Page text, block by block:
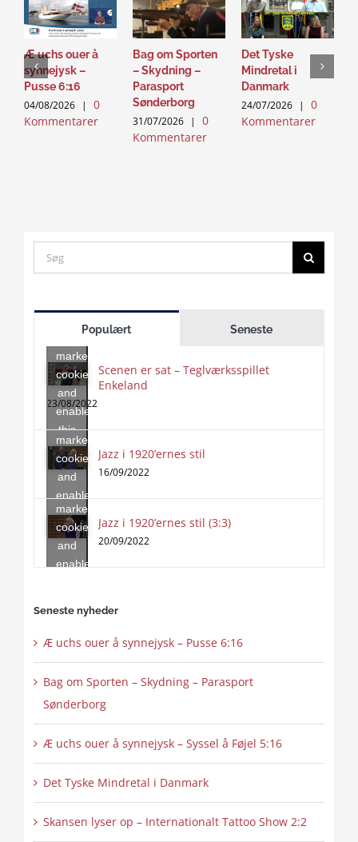
Æ uchs ouer å
synnejysk –
Pusse 6:16
04/08/2026 |
0
Kommentarer
Bag om Sporten
– Skydning –
Parasport
Sønderborg
31/07/2026 |
0
Kommentarer
Det Tyske
Mindretal i
Danmark
24/07/2026 |
0
Kommentarer
Search
for:
Populært Seneste
accept
marketing
cookies
and
enable
this
content
Scenen er sat – Teglværksspillet
Enkeland
23/08/2022
Click
to
marketing
cookies
and
enable
this
content
Jazz i 1920’ernes stil
16/09/2022
Click
to
accept
marketing
cookies
and
enable
Jazz i 1920’ernes stil (3:3)
20/09/2022
Seneste nyheder
Æ uchs ouer å synnejysk – Pusse 6:16
Bag om Sporten – Skydning – Parasport
Sønderborg
Æ uchs ouer å synnejysk – Syssel å Føjel 5:16
Det Tyske Mindretal i Danmark
Skansen lyser op – Internationalt Tattoo Show 2:2